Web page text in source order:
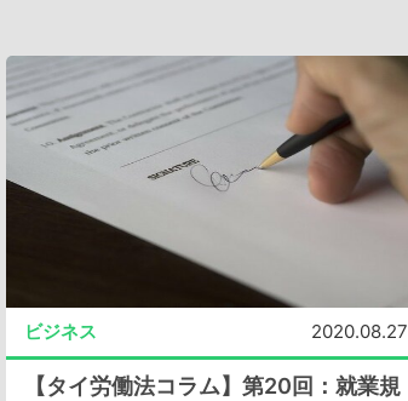
ビジネス 2020.08.27
【タイ労働法コラム】第20回：就業規